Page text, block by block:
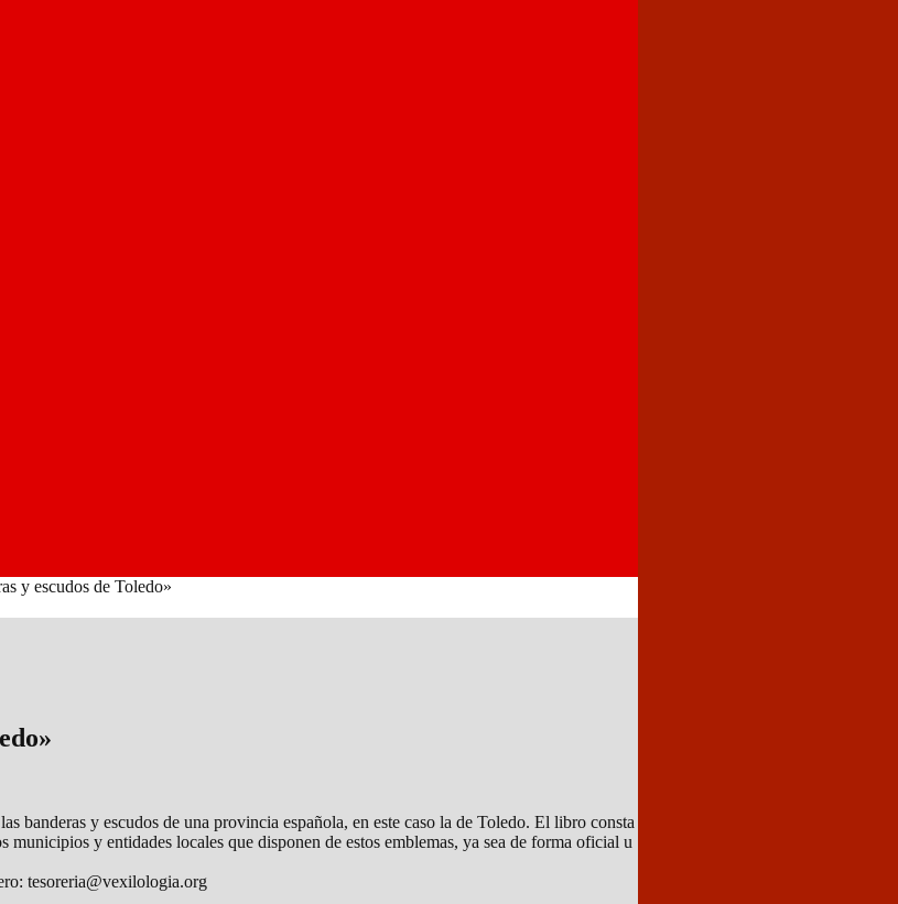
y escudos de Toledo»
banderas y escudos de una provincia española, en este caso la de Toledo. El libro consta
y entidades locales que disponen de estos emblemas, ya sea de forma oficial u
tesoreria@vexilologia.org